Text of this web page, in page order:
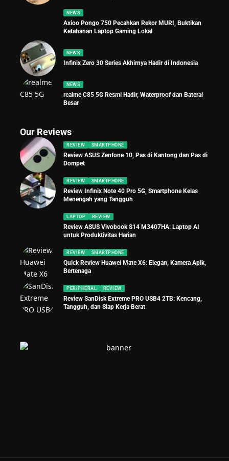
NEWS
Axioo Pongo 750 Pecahkan Rekor MURI, Buktikan
Ketahanan Laptop Gaming Lokal
NEWS
Infinix Zero 30 Series Akhirnya Hadir di Indonesia
NEWS
realme C85 5G Resmi Hadir, Waterproof dan Baterai
Besar
Our Reviews
REVIEW SMARTPHONE
Review ASUS Zenfone 10, Pas di Kantong dan Pas di
Dompet
REVIEW SMARTPHONE
Review Infinix Note 40 Pro 5G, Smartphone Kelas
Menengah yang Tangguh
LAPTOP REVIEW
Review ASUS Vivobook S14 M3407HA: Laptop AI
untuk Produktivitas Harian
REVIEW SMARTPHONE
Quick Review Huawei Mate X6: Elegan, Kamera Apik,
Bertenaga
PERIPHERAL REVIEW
Review SanDisk Extreme PRO USB4 2TB: Kencang,
Tangguh, dan Siap Kerja Berat